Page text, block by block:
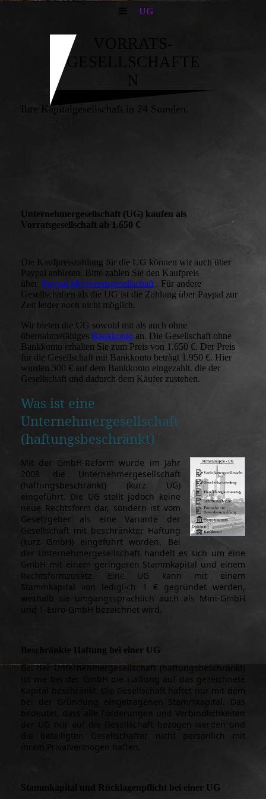
UG
VORRATS-
GESELLSCHAFTE
N
Ihre Kapitalgesellschaft in 24 Stunden.
Unternehmergesellschaft (UG) kaufen als
Vorratsgesellschaft ab 1.650 €
Die Kaufpreiszahlung für die UG können wir auch über
Paypal anbieten. Bitte zahlen Sie den Kaufpreis
über Paypal.Me/vorratsgesellschaft . Für andere
Gesellschaften als die UG ist die Zahlung über Paypal zur
Zeit leider noch nicht möglich.
Wir bieten die UG sowohl mit als auch ohne
übernahmefähiges Bankkonto an. Die Gesellschaft ohne
Bankkonto erhalten Sie zum Preis von 1.650 €. Der Preis
für die Gesellschaft mit Bankkonto beträgt 1.950 €. Hier
wurden 300 € auf dem Bankkonto eingezahlt. die der
Gesellschaft und dadurch dem Käufer zustehen.
Was ist eine
Unternehmergesellschaft
(haftungsbeschränkt)
Mit der GmbH-Reform wurde im Jahr
2008 die Unternehmergesellschaft
(haftungsbeschränkt) (kurz UG)
eingeführt. Die UG stellt jedoch keine
neue Rechtsform dar, sondern ist vom
Gesetzgeber als eine Variante der
Gesellschaft mit beschränkter Haftung
(kurz GmbH) eingeführt worden. Bei
der Unternehmergesellschaft handelt es sich um eine
GmbH mit einem geringeren Stammkapital und einem
Rechtsformzusatz. Eine UG kann mit einem
Stammkapital von lediglich 1 € gegründet werden,
weshalb sie umgangssprachlich auch als Mini-GmbH
und 1-Euro-GmbH bezeichnet wird.
Beschränkte Haftung bei einer UG
Bei der Unternehmergesellschaft (haftungsbeschränkt)
ist wie bei der GmbH die Haftung auf das gezeichnete
Kapital beschränkt. Die Gesellschaft haftet nur mit dem
bei der Gründung eingetragenen Stammkapital. Das
bedeutet, dass alle Forderungen und Verbindlichkeiten
der UG nur auf die Gesellschaft bezogen werden und
die beteiligten Gesellschafter nicht persönlich mit
ihrem Privatvermögen haften.
Stammkapital und Rücklagenpflicht bei einer UG